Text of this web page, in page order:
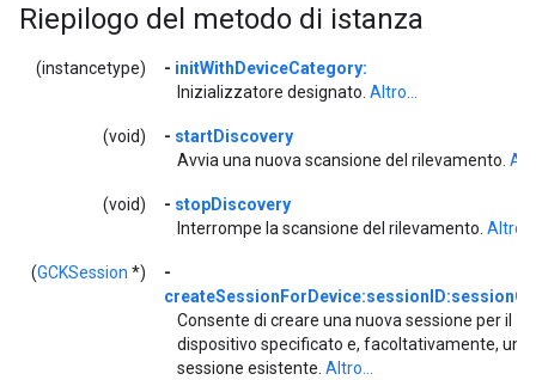
Riepilogo del metodo di istanza
(instancetype) - initWithDeviceCategory:
Inizializzatore designato. Altro...
(void) - startDiscovery
Avvia una nuova scansione del rilevamento.
(void) - stopDiscovery
Interrompe la scansione del rilevamento. Altro...
(GCKSession *)
-
Consente di creare una nuova sessione per il
dispositivo specificato e, facoltativamente, un
sessione esistente. Altro...